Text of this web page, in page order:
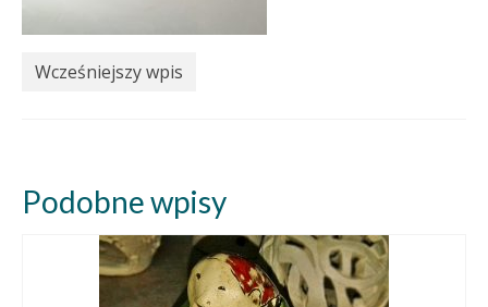
Wcześniejszy wpis
Podobne wpisy